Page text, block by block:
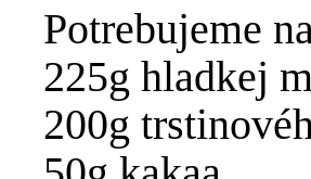
Potrebujeme
225g hladkej
200g